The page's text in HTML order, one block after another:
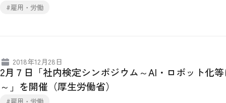
#雇用・労働
2018年12月28日
2月７日「社内検定シンポジウム～AI・ロボット化
～」を開催（厚生労働省）